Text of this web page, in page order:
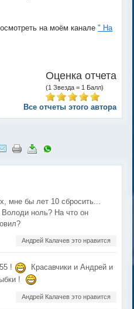
на моём канале" На
Оценка отчета
(1 Звезда = 1 Балл)
Все отчеты этого автора
мне бы лет 10 сбросить...
Володи ноль? На что он
Андрей Калачев это нравится
!
Красавчики и Андрей и
!
Андрей Калачев это нравится